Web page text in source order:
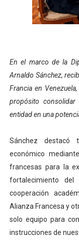
Fundacite
Balance
Plan Vacacional
Alcaldía del
INN-Mérida
Impulsan plan
Jornada social
En el marco de la
Arnaldo Sánchez,
Francia en
propósito consolidar
entidad en una
Sánchez destacó
económico
francesas para la
fortalecimiento
cooperación
Alianza Francesa y
solo equipo para
instrucciones de